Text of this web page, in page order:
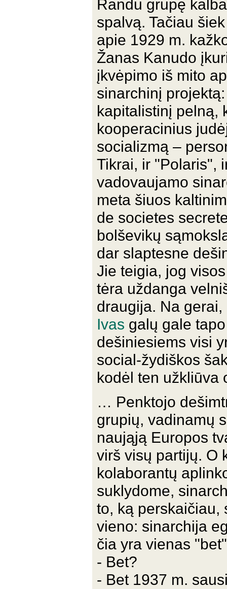
Randu grupę
spalvą. Tačiau
apie 1929 m.
Žanas Kanudo
įkvėpimo iš mito
sinarchinį
kapitalistinį pelną,
kooperacinius
socializmą –
Tikrai, ir "Polaris",
vadovaujamo
meta šiuos
de societes
bolševikų
dar slaptesne
Jie teigia, jog
tėra uždanga
draugija. Na
Ivas galų gale
dešiniesiems visi
social-žydiškos
kodėl ten užkliūva
… Penktojo
grupių, vadinamų
naująją Europos
virš visų partijų. O
kolaborantų
suklydome,
to, ką perskaičiau,
vieno: sinarchija
čia yra vienas
- Bet?
- Bet 1937 m.